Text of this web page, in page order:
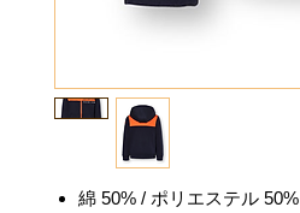
綿 50% / ポリエステル 50%